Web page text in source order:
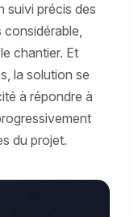
suivi précis des
considérable,
chantier. Et
la solution se
à répondre à
du projet.